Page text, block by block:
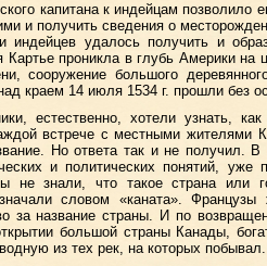
капитана к индейцам позволило
и получить сведения о
индейцев удалось получить и
Картье проникла в глубь Америки на
сооружение большого
краем 14 июля 1534 г. прошли без
естественно, хотели узнать,
встрече с местными жителями
Но ответа так и не получил. В
и политических понятий, уже
не знали, что такое страна или
словом «каната».
за название страны. И по
большой страны Канады,
из тех рек, на которых побывал.